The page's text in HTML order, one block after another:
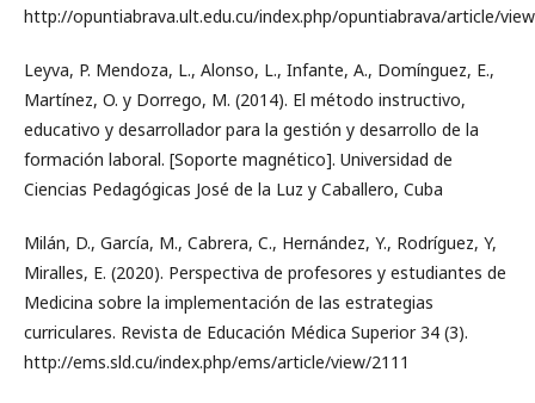
http://opuntiabrava.ult.edu.cu/index.php/opuntiabrava/article/
Leyva, P. Mendoza, L., Alonso, L., Infante, A., Domínguez, E.,
Martínez, O. y Dorrego, M. (2014). El método instructivo,
educativo y desarrollador para la gestión y desarrollo de la
formación laboral. [Soporte magnético]. Universidad de
Ciencias Pedagógicas José de la Luz y Caballero, Cuba
Milán, D., García, M., Cabrera, C., Hernández, Y., Rodríguez, Y,
Miralles, E. (2020). Perspectiva de profesores y estudiantes de
Medicina sobre la implementación de las estrategias
curriculares. Revista de Educación Médica Superior 34 (3).
http://ems.sld.cu/index.php/ems/article/view/2111